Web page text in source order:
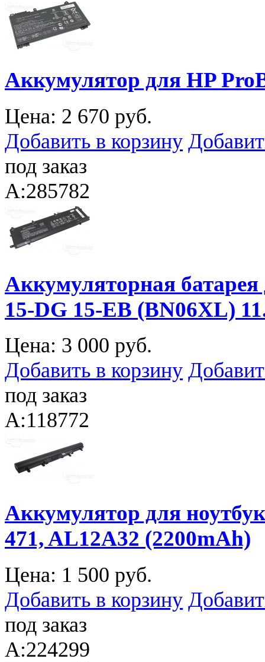
Аккумулятор для HP
Цена: 2 670 руб.
Добавить в корзину
под заказ
A:285782
Аккумуляторная батарея
15-DG 15-EB (BN06XL)
Цена: 3 000 руб.
Добавить в корзину
под заказ
A:118772
Аккумулятор для
471, AL12A32 (2200mAh)
Цена: 1 500 руб.
Добавить в корзину
под заказ
A:224299